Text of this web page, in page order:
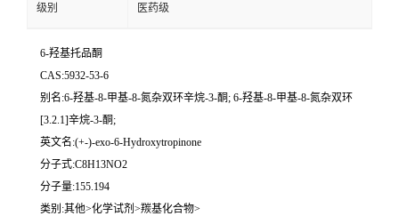
级别 医药级
6-羟基托品酮
CAS:5932-53-6
别名:6-羟基-8-甲基-8-氮杂双环辛烷-3-酮; 6-羟基-8-甲基-8-氮杂双环
[3.2.1]辛烷-3-酮;
英文名:(+-)-exo-6-Hydroxytropinone
分子式:C8H13NO2
分子量:155.194
类别:其他>化学试剂>羰基化合物>